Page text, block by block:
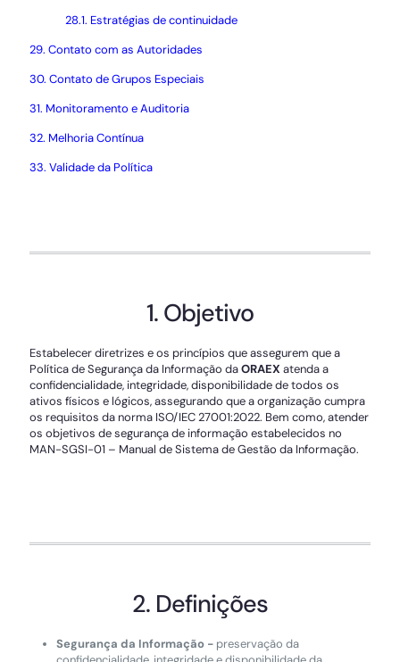
28.1. Estratégias de continuidade
29. Contato com as Autoridades
30. Contato de Grupos Especiais
31. Monitoramento e Auditoria
32. Melhoria Contínua
33. Validade da Política
1. Objetivo
Estabelecer diretrizes e os princípios que assegurem que a
Política de Segurança da Informação daORAEX atenda a
confidencialidade, integridade, disponibilidade de todos os
ativos físicos e lógicos, assegurando que a organização cumpra
os requisitos da norma ISO/IEC 27001:2022. Bem como, atender
os objetivos de segurança de informação estabelecidos no
MAN-SGSI-01 – Manual de Sistema de Gestão da Informação.
2. Definições
Segurança da Informação - preservação da